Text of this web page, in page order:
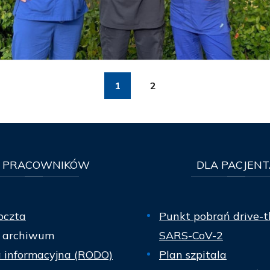
1 2
PRACOWNIKÓW
(RODO)
DLA
Punkt pobrań drive-
SARS-CoV-2
Plan szpitala